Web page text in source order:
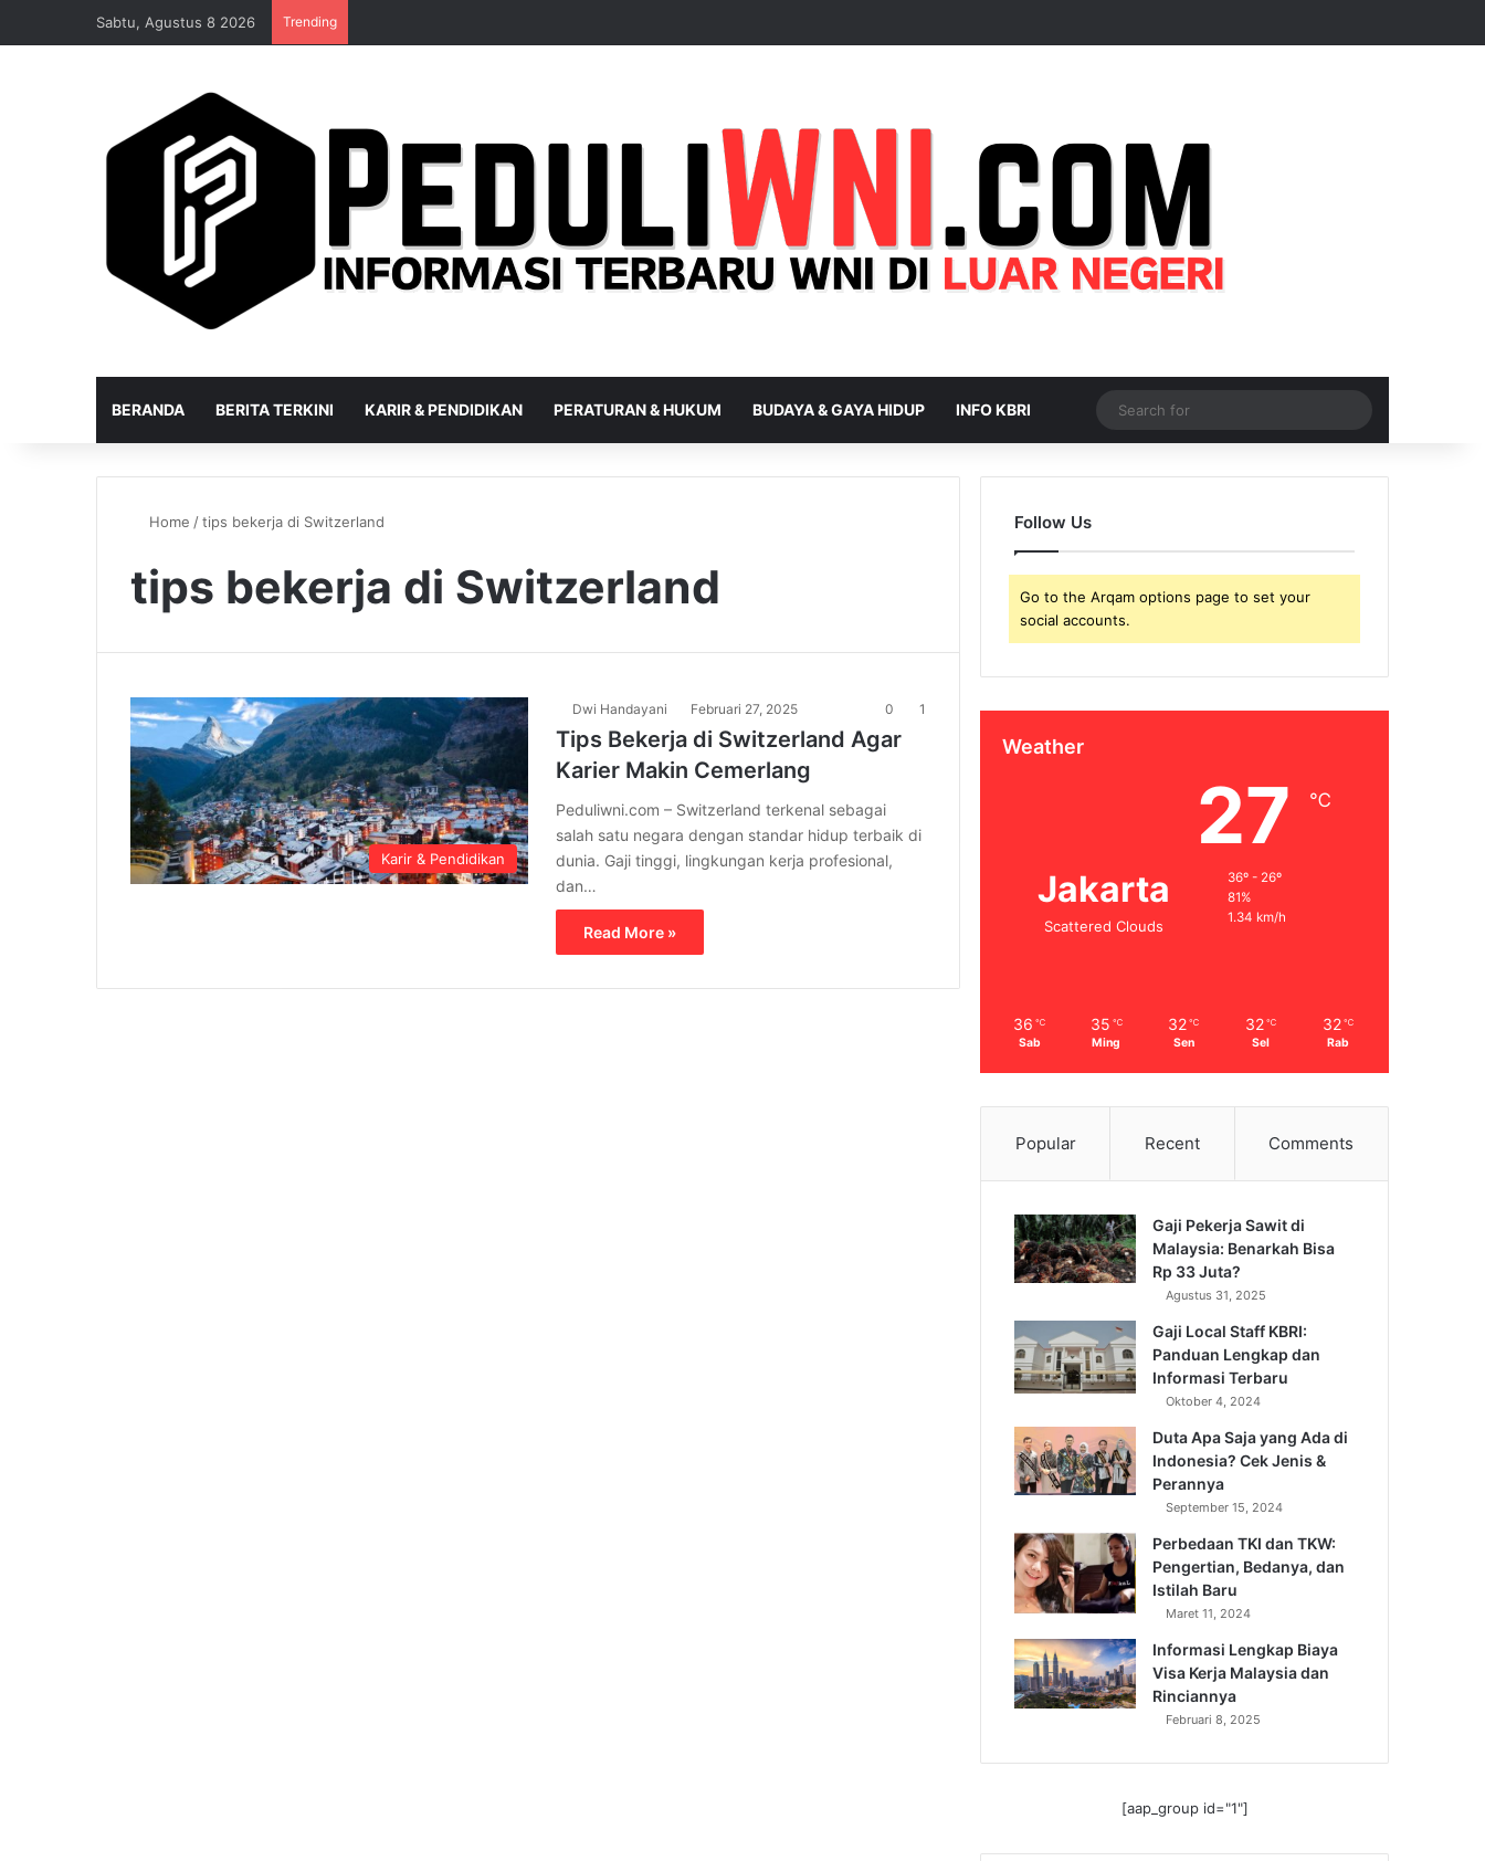
Sabtu, Agustus 8 2026 Trending
BERANDA BERITA TERKINI KARIR & PENDIDIKAN PERATURAN & HUKUM BUDAYA & GAYA HIDUP INFO KBRI
for
Home /tips bekerja di Switzerland
tips bekerja di Switzerland
Karir & Pendidikan
Dwi Handayani Februari 27, 2025 0 1
Tips Bekerja di Switzerland Agar
Karier Makin Cemerlang
Peduliwni.com – Switzerland terkenal sebagai
salah satu negara dengan standar hidup terbaik di
dunia. Gaji tinggi, lingkungan kerja profesional,
dan…
Read More »
Follow Us
Go to the Arqam options page to set your
social accounts.
Weather
Jakarta
Scattered Clouds
27 ℃
36º - 26º
81%
1.34 km/h
36 ℃
Sab
35 ℃
Ming
32 ℃
Sen
32 ℃
Sel
32 ℃
Rab
Popular Recent Comments
Gaji Pekerja Sawit di
Malaysia: Benarkah Bisa
Rp 33 Juta?
Agustus 31, 2025
Gaji Local Staff KBRI:
Panduan Lengkap dan
Informasi Terbaru
Oktober 4, 2024
Duta Apa Saja yang Ada di
Indonesia? Cek Jenis &
Perannya
September 15, 2024
Perbedaan TKI dan TKW:
Pengertian, Bedanya, dan
Istilah Baru
Maret 11, 2024
Informasi Lengkap Biaya
Visa Kerja Malaysia dan
Rinciannya
Februari 8, 2025
[aap_group id="1"]